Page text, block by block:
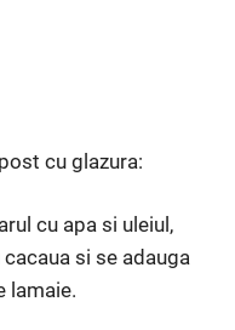
cu glazura:
cu apa si uleiul,
si se adauga
lamaie.